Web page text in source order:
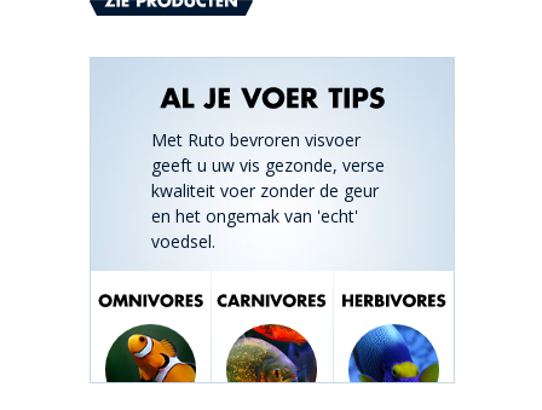
Met Ruto bevroren visvoer
geeft u uw vis gezonde, verse
kwaliteit voer zonder de geur
en het ongemak van 'echt'
voedsel.